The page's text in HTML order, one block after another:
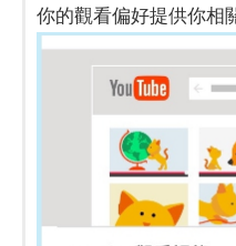
你的觀看偏好提供你相